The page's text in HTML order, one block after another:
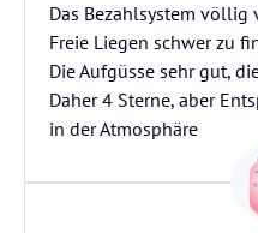
Das Bezahlsystem völlig
Freie Liegen schwer zu
Die Aufgüsse sehr gut,
Daher 4 Sterne, aber
in der Atmosphäre